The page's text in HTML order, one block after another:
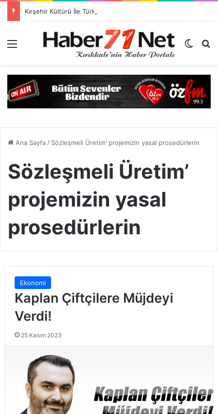
Dış
Ana Sayfa/ Sözleşmeli Üretim’ projemizin yasal prosedürlerin
Sözleşmeli Üretim’
projemizin yasal
prosedürlerin
Ekonomi
Kaplan Çiftçilere Müjdeyi
Verdi!
25 Kasım 2023